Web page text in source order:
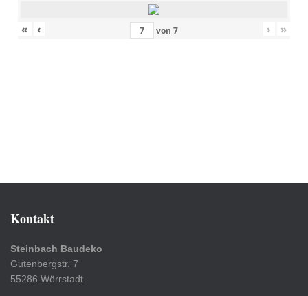
« ‹ von 7 › »
Kontakt
Steinbach Baudeko
Gutenbergstr. 7
55286 Wörrstadt